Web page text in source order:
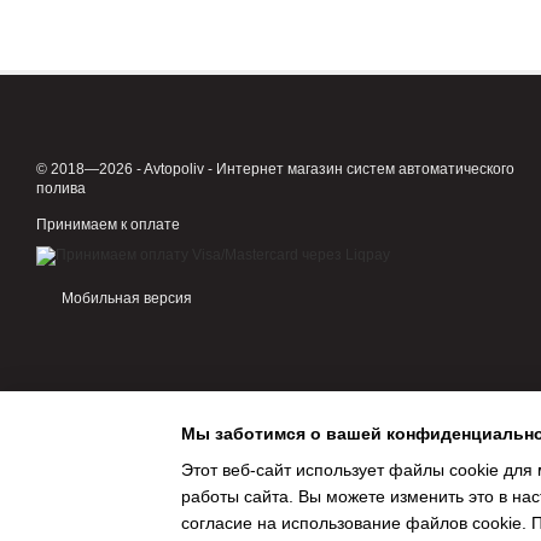
Если вы
для садов,
для полива
В отличие от
С помощью
возможность
листьев, побегов или
этого нужно выбрать
из материала
орошения со
Бывает два типа
© 2018—2026 - Avtopoliv - Интернет магазин систем автоматического
полива
Принимаем к оплате
Мобильная версия
Мы заботимся о вашей
Этот веб-сайт использует файлы cookie для
работы сайта. Вы можете изменить это в
согласие на использование файлов cookie.